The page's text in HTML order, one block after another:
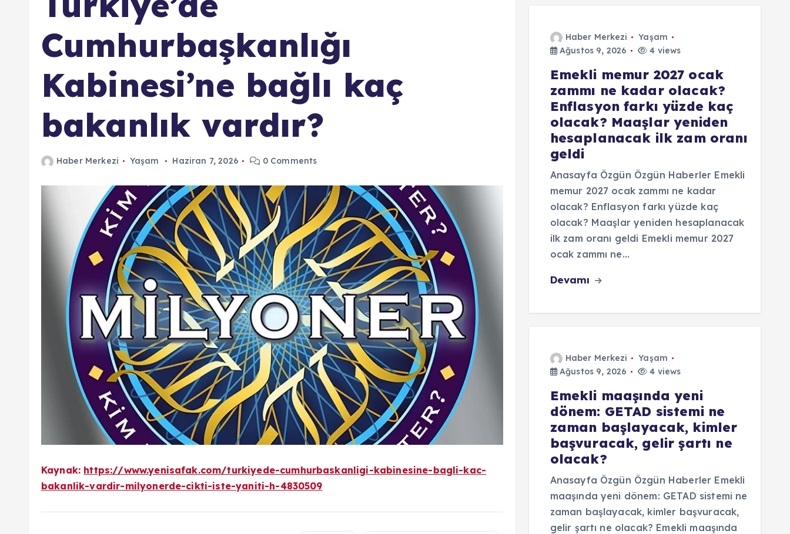
Cumhurbaşkanlığı
Kabinesi’ne bağlı kaç
bakanlık vardır?
Haber Merkezi Yaşam Haziran 7, 2026 0 Comments
Kaynak: https://www.yenisafak.com/turkiyede-cumhurbaskanligi-kabinesine-bagli-kac-
bakanlik-vardir-milyonerde-cikti-iste-yaniti-h-4830509
Haber Merkezi
Yaşam
Ağustos 9, 2026
4 views
Emekli memur 2027 ocak
zammı ne kadar olacak?
Enflasyon farkı yüzde kaç
olacak? Maaşlar yeniden
hesaplanacak ilk zam oranı
geldi
Anasayfa Özgün Özgün Haberler Emekli
memur 2027 ocak zammı ne kadar
olacak? Enflasyon farkı yüzde kaç
olacak? Maaşlar yeniden hesaplanacak
ilk zam oranı geldi Emekli memur 2027
ocak zammı ne…
Devamı
Haber Merkezi
Yaşam
Ağustos 9, 2026
4 views
Emekli maaşında yeni
dönem: GETAD sistemi ne
zaman başlayacak, kimler
başvuracak, gelir şartı ne
olacak?
Anasayfa Özgün Özgün Haberler Emekli
maaşında yeni dönem: GETAD sistemi ne
zaman başlayacak, kimler başvuracak,
gelir şartı ne olacak? Emekli maaşında